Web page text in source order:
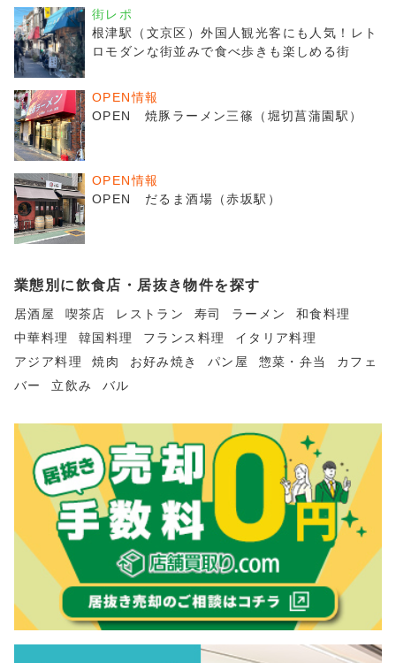
街レポ
根津駅（文京区）外国人観光客にも人気！レト
ロモダンな街並みで食べ歩きも楽しめる街
OPEN情報
OPEN 焼豚ラーメン三篠（堀切菖蒲園駅）
OPEN情報
OPEN だるま酒場（赤坂駅）
業態別に飲食店・居抜き物件を探す
居酒屋 喫茶店 レストラン 寿司 ラーメン
和食料理
中華料理
韓国料理 フランス料理
イタリア料理
アジア料理
焼肉 お好み焼き パン屋 惣菜・弁当
カフェ
バー
立飲み バル